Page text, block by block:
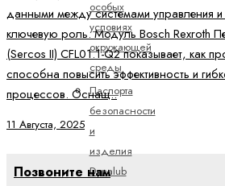
особых
условиях
окружающей
среды
Паспорта
безопасности
и
изделия
Dynalub
данными между системами управления
ключевую роль. Модуль Bosch Rexroth
(Sercos II) CFL01.1-Q2 показывает, как
способна повысить эффективность и
процессов. Оснащ..
11 Августа, 2025
Позвоните нам